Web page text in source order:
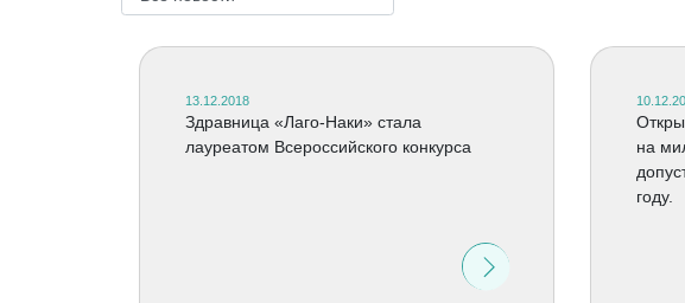
13.12.2018
Здравница «Лаго-Наки» стала
лауреатом Всероссийского конкурса
на
году.